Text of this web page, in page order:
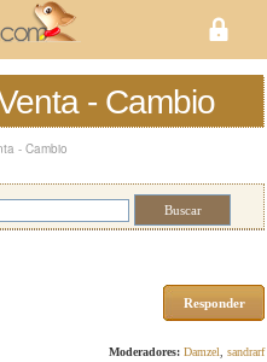
- Cambio
- Cambio
Responder
Moderadores: Damzel sandrarf